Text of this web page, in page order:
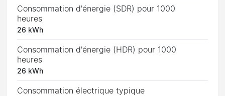
Consommation d'énergie (SDR) pour 1000
heures
26 kWh
Consommation d'énergie (HDR) pour 1000
heures
26 kWh
Consommation électrique typique